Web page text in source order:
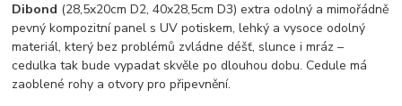
Dibond (28,5x20cm D2, 40x28,5cm D3) extra odolný a mimořádně
pevný kompozitní panel s UV potiskem, lehký a vysoce odolný
materiál, který bez problémů zvládne déšť, slunce i mráz –
cedulka tak bude vypadat skvěle po dlouhou dobu. Cedule má
zaoblené rohy a otvory pro připevnění.